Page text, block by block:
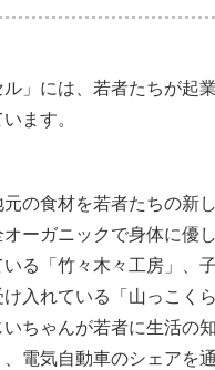
ル」には、若者たちが起
ます。
の食材を若者たちの新
オーガニックで身体に優
る「竹々木々工房」、
入れている「山っこく
ちゃんが若者に生活の
電気自動車のシェアを